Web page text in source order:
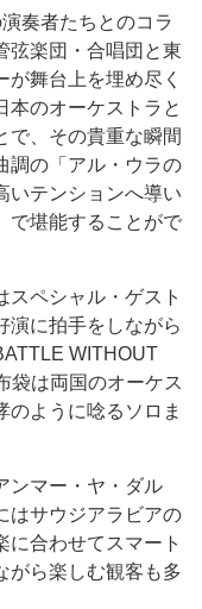
奏者たちとのコラ
弦楽団・合唱団と東
舞台上を埋め尽く
本のオーケストラと
で、その貴重な瞬間
調の「アル・ウラの
いテンションへ導い
で堪能することがで
ペシャル・ゲスト
演に拍手をしながら
WITHOUT
袋は両国のオーケス
のように唸るソロま
ンマー・ヤ・ダル
はサウジアラビアの
に合わせてスマート
がら楽しむ観客も多